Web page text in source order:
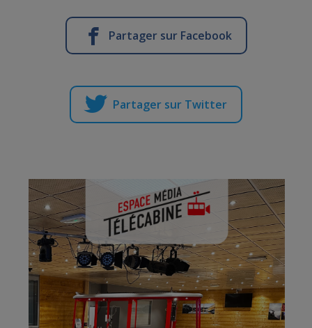
Partager sur Facebook
Partager sur Twitter